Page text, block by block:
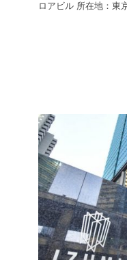
ロアビル 所在地：東